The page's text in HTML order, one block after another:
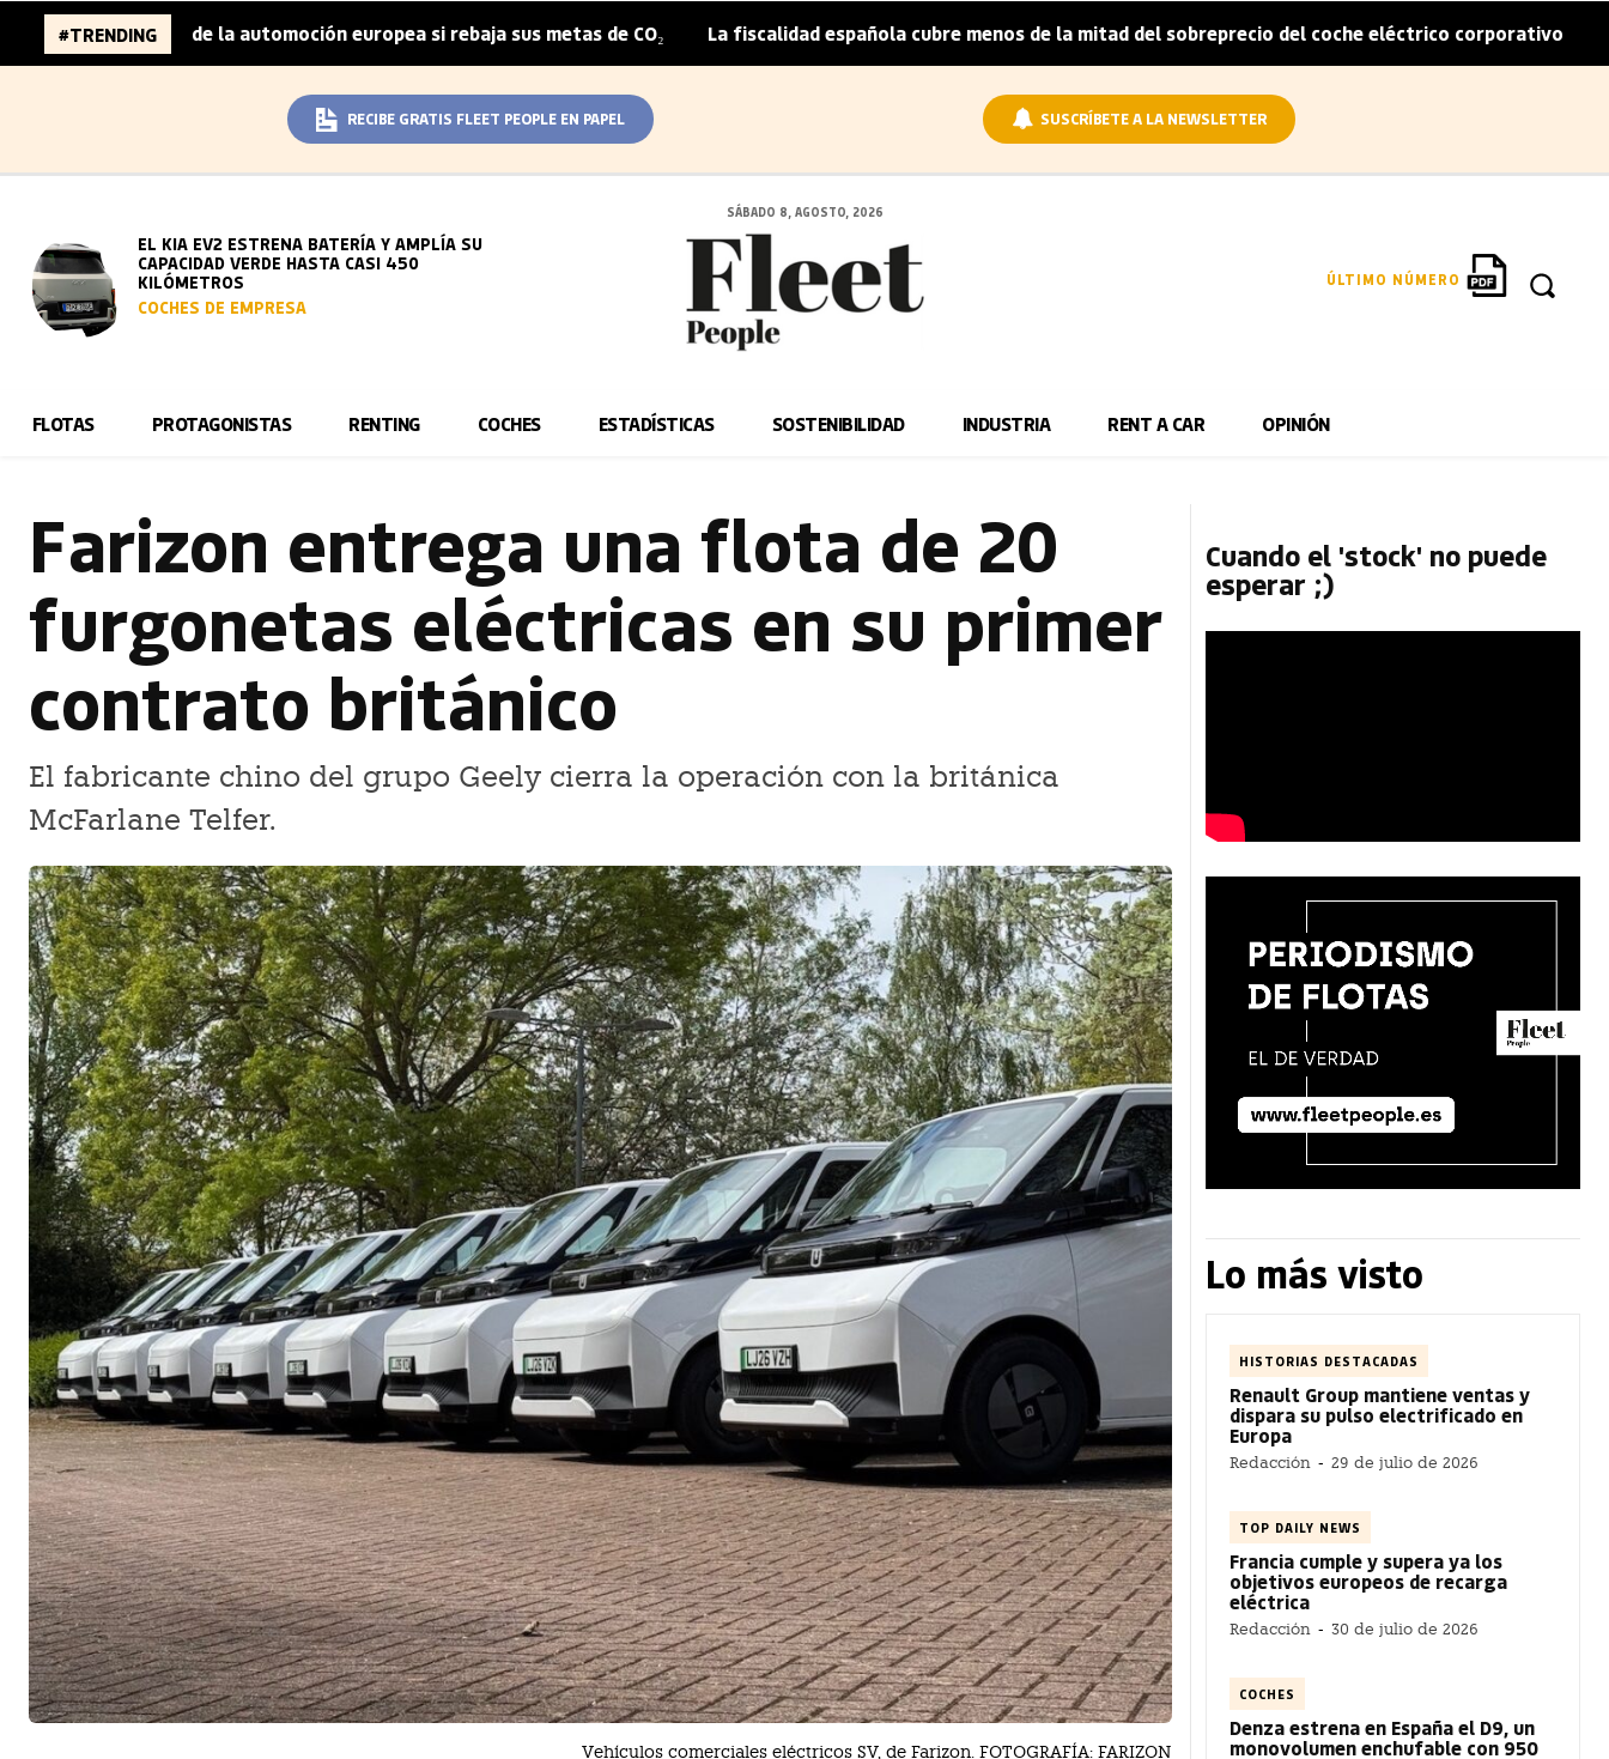
#TRENDING
de la automoción europea si rebaja sus metas de CO₂ | La fiscalidad española cubre menos de la mitad del sobreprecio del coche eléctrico corporativo | Arval
RECIBE GRATIS FLEET PEOPLE EN PAPEL SUSCRÍBETE A LA NEWSLETTER
EL KIA EV2 ESTRENA BATERÍA Y AMPLÍA SU
CAPACIDAD VERDE HASTA CASI 450
KILÓMETROS
COCHES DE EMPRESA
SÁBADO 8, AGOSTO, 2026
ÚLTIMO NÚMERO
FLOTAS PROTAGONISTAS RENTING COCHES ESTADÍSTICAS SOSTENIBILIDAD INDUSTRIA RENT A CAR OPINIÓN
Farizon entrega una flota de 20
furgonetas eléctricas en su primer
contrato británico
El fabricante chino del grupo Geely cierra la operación con la británica
McFarlane Telfer.
Vehículos comerciales eléctricos SV, de Farizon. FOTOGRAFÍA: FARIZON
Cuando el 'stock' no puede
esperar ;)
Lo más visto
HISTORIAS DESTACADAS
Renault Group mantiene ventas y
dispara su pulso electrificado en
Europa
Redacción - 29 de julio de 2026
TOP DAILY NEWS
Francia cumple y supera ya los
objetivos europeos de recarga
eléctrica
Redacción - 30 de julio de 2026
COCHES
Denza estrena en España el D9, un
monovolumen enchufable con 950